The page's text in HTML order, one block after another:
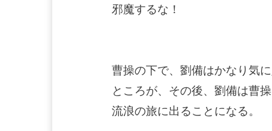
邪魔するな！
曹操の下で、劉備はかなり気
ところが、その後、劉備は曹
流浪の旅に出ることになる。